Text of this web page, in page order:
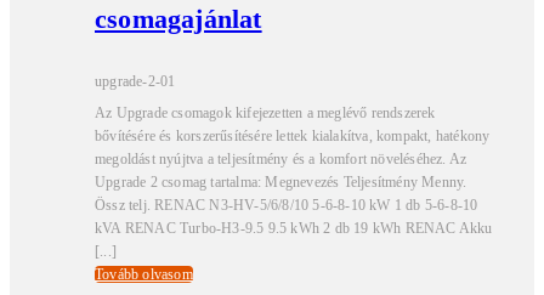
csomagajánlat
upgrade-2-01
Az Upgrade csomagok kifejezetten a meglévő rendszerek
bővítésére és korszerűsítésére lettek kialakítva, kompakt, hatékony
megoldást nyújtva a teljesítmény és a komfort növeléséhez. Az
Upgrade 2 csomag tartalma: Megnevezés Teljesítmény Menny.
Össz telj. RENAC N3-HV-5/6/8/10 5-6-8-10 kW 1 db 5-6-8-10
kVA RENAC Turbo-H3-9.5 9.5 kWh 2 db 19 kWh RENAC Akku
[...]
Tovább olvasom